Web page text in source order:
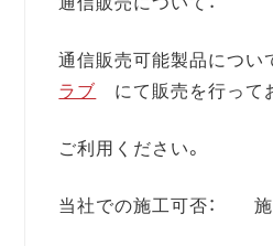
通信販売可能製品につ
ラブ にて販売を行って
ご利用ください。
当社での施工可否： 施